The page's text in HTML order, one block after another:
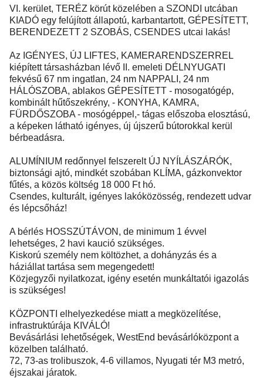
VI. kerület, TERÉZ körút közelében a SZONDI utcában
KIADÓ egy felújított állapotú, karbantartott, GÉPESÍTETT,
BERENDEZETT 2 SZOBÁS, CSENDES utcai lakás!
Az IGÉNYES, ÚJ LIFTES, KAMERARENDSZERREL
kiépített társasházban lévő II. emeleti DÉLNYUGATI
fekvésű 67 nm ingatlan, 24 nm NAPPALI, 24 nm
HÁLÓSZOBA, ablakos GÉPESÍTETT - mosogatógép,
kombinált hűtőszekrény, - KONYHA, KAMRA,
FÜRDŐSZOBA - mosógéppel,- tágas előszoba elosztású,
a képeken látható igényes, új újszerű bútorokkal kerül
bérbeadásra.
ALUMÍNIUM redőnnyel felszerelt ÚJ NYÍLÁSZÁRÓK,
biztonsági ajtó, mindkét szobában KLÍMA, gázkonvektor
fűtés, a közös költség 18 000 Ft hó.
Csendes, kulturált, igényes lakóközösség, rendezett udvar
és lépcsőház!
A bérlés HOSSZÚTÁVON, de minimum 1 évvel
lehetséges, 2 havi kaució szükséges.
Kiskorú személy nem költözhet, a dohányzás és a
háziállat tartása sem megengedett!
Közjegyzői nyilatkozat, igény esetén munkáltatói igazolás
is szükséges!
KÖZPONTI elhelyezkedése miatt a megközelítése,
infrastruktúrája KIVÁLÓ!
Bevásárlási lehetőségek, WestEnd bevásárlóközpont a
közelben található.
72, 73-as trolibuszok, 4-6 villamos, Nyugati tér M3 metró,
éjszakai járatok.